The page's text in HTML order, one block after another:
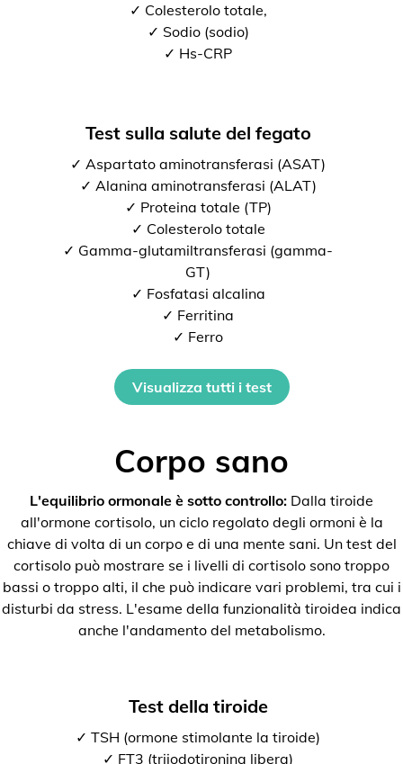
✓ Colesterolo totale,
✓ Sodio (sodio)
✓ Hs-CRP
Test sulla salute del fegato
✓ Aspartato aminotransferasi (ASAT)
✓ Alanina aminotransferasi (ALAT)
✓ Proteina totale (TP)
✓ Colesterolo totale
✓ Gamma-glutamiltransferasi (gamma-
GT)
✓ Fosfatasi alcalina
✓ Ferritina
✓ Ferro
Visualizza tutti i test
Corpo sano
L'equilibrio ormonale è sotto controllo: Dalla tiroide
all'ormone cortisolo, un ciclo regolato degli ormoni è la
chiave di volta di un corpo e di una mente sani. Un test del
cortisolo può mostrare se i livelli di cortisolo sono troppo
bassi o troppo alti, il che può indicare vari problemi, tra cui i
disturbi da stress. L'esame della funzionalità tiroidea indica
anche l'andamento del metabolismo.
Test della tiroide
✓ TSH (ormone stimolante la tiroide)
✓ FT3 (triiodotironina libera)